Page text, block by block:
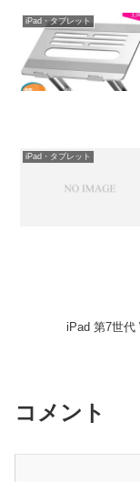
iPad・タブレット
iPad・タブレット
iPad 第7世代
コメント